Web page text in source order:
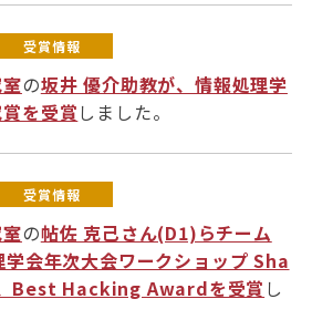
受賞情報
の坂井 優介助教が、情報処理学
を受賞 しました。
受賞情報
の帖佐 克己さん(D1)らチーム
会年次大会ワークショップ Sha
Best Hacking Awardを受賞 し